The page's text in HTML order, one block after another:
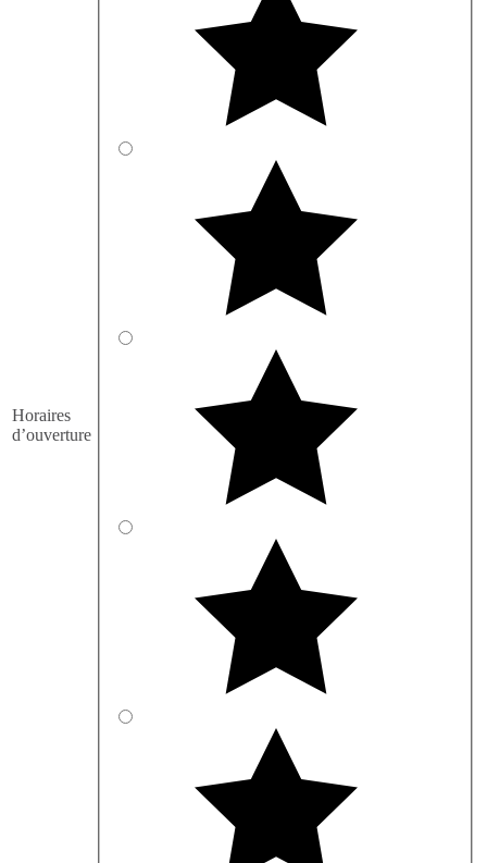
Horaires
d’ouverture